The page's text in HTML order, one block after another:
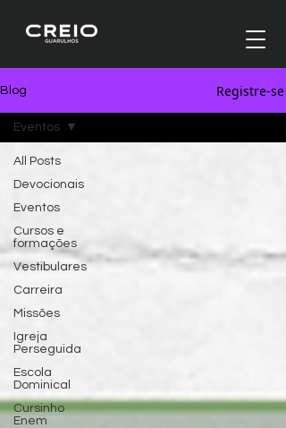
Blog Registre-se
All Posts
Devocionais
Eventos
Cursos e
formações
Vestibulares
Carreira
Missões
Igreja
Perseguida
Escola
Dominical
Cursinho
Enem
Eventos